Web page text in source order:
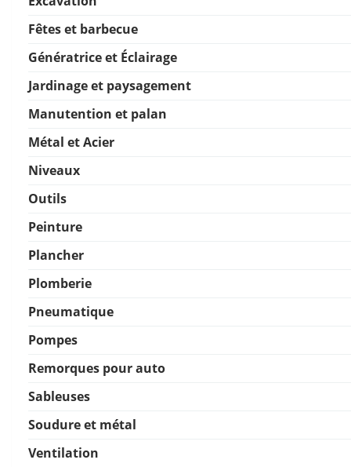
Fêtes et barbecue
Génératrice et Éclairage
Jardinage et paysagement
Manutention et palan
Métal et Acier
Niveaux
Outils
Peinture
Plancher
Plomberie
Pneumatique
Pompes
Remorques pour auto
Sableuses
Soudure et métal
Ventilation